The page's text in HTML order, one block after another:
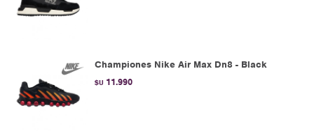
Championes Nike Air Max Dn8 - Black
$U 11.990